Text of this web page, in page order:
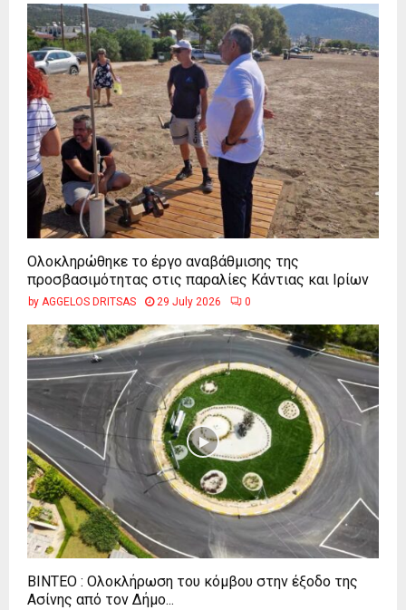
Ολοκληρώθηκε το έργο αναβάθμισης της
προσβασιμότητας στις παραλίες Κάντιας και Ιρίων
by AGGELOS DRITSAS 29 July 2026 0
ΒΙΝΤΕΟ : Ολοκλήρωση του κόμβου στην έξοδο της
Ασίνης από τον Δήμο...